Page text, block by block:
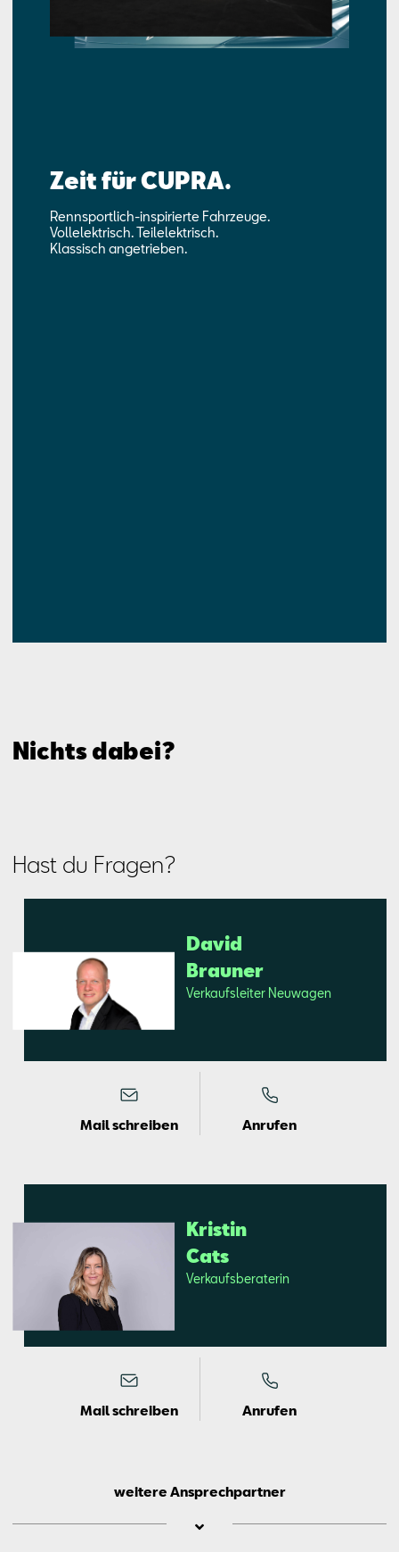
Zeit für CUPRA.
Rennsportlich-inspirierte Fahrzeuge.
Vollelektrisch. Teilelektrisch.
Klassisch angetrieben.
Nichts dabei?
Hast du Fragen?
Da­vid
Brau­ner
Ver­kaufs­lei­ter Neu­wa­gen
Mail schreiben Anrufen
Kris­tin
Cats
Ver­kaufs­be­ra­te­rin
Mail schreiben Anrufen
weitere Ansprechpartner